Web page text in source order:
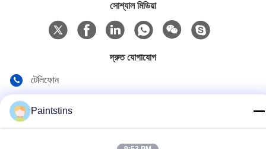
সোশ্যাল মিডিয়া
দ্রুত যোগাযোগ
টেলিফোন
Paintstins